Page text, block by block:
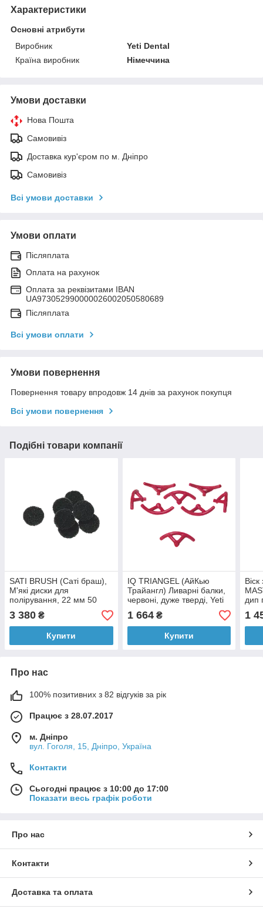
Характеристики
Основні атрибути
Виробник
Yeti Dental
Країна виробник
Німеччина
Умови доставки
Нова Пошта
Самовивіз
Доставка кур'єром по м. Дніпро
Самовивіз
Всі умови доставки
Умови оплати
Післяплата
Оплата на рахунок
Оплата за реквізитами IBAN
UA973052990000026002050580689
Післяплата
Всі умови оплати
Умови повернення
Повернення товару впродовж 14 днів за рахунок покупця
Всі умови повернення
Подібні товари компанії
SATI BRUSH (Саті браш),
М'які диски для
полірування, 22 мм 50
штук, Yeti Dental
(Німеччина).
3 380 ₴
Купити
IQ TRIANGEL (АйКью
Трайангл) Ливарні балки,
червоні, дуже тверді, Yeti
Dental (Німеччина)
1 664₴
Купити
дип
1
Про нас
100% позитивних з 82 відгуків за рік
Працює з 28.07.2017
м. Дніпро
вул. Гоголя, 15, Дніпро, Україна
Контакти
Сьогодні працює з 10:00 до 17:00
Показати весь графік роботи
Про нас
Контакти
Доставка та оплата